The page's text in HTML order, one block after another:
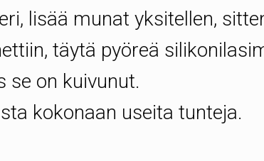
lisää munat yksitellen,
täytä pyöreä
se on kuivunut.
kokonaan useita tunteja.